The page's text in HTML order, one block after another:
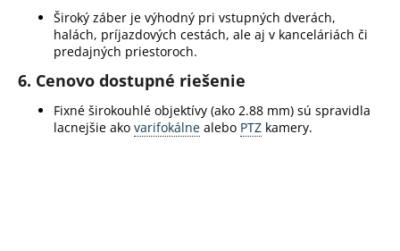
Široký záber je výhodný pri vstupných dverách,
halách, príjazdových cestách, ale aj v kanceláriách či
predajných priestoroch.
6. Cenovo dostupné riešenie
Fixné širokouhlé objektívy (ako 2.88 mm) sú spravidla
lacnejšie ako varifokálne alebo PTZ kamery.